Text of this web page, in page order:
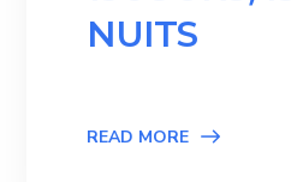
NUITS
READ MORE